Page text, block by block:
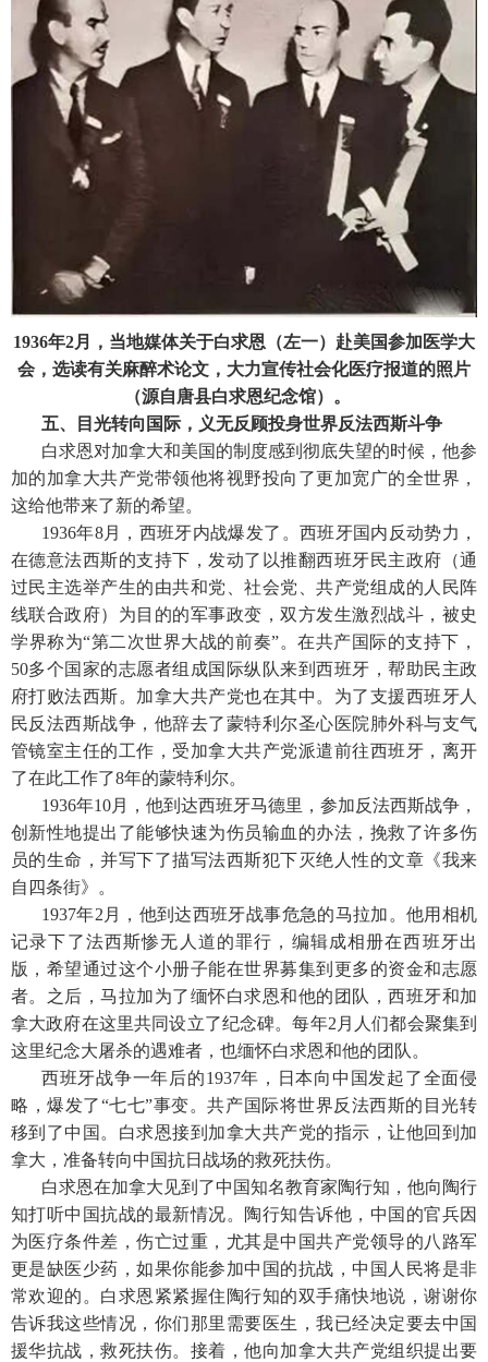
1936年2月，当地媒体关于白求恩（左一）赴美国参加医学大
会，选读有关麻醉术论文，大力宣传社会化医疗报道的照片
（源自唐县白求恩纪念馆）。
五、目光转向国际，义无反顾投身世界反法西斯斗争
白求恩对加拿大和美国的制度感到彻底失望的时候，他参
加的加拿大共产党带领他将视野投向了更加宽广的全世界，
这给他带来了新的希望。
1936年8月，西班牙内战爆发了。西班牙国内反动势力，
在德意法西斯的支持下，发动了以推翻西班牙民主政府（通
过民主选举产生的由共和党、社会党、共产党组成的人民阵
线联合政府）为目的的军事政变，双方发生激烈战斗，被史
学界称为“第二次世界大战的前奏”。在共产国际的支持下，
50多个国家的志愿者组成国际纵队来到西班牙，帮助民主政
府打败法西斯。加拿大共产党也在其中。为了支援西班牙人
民反法西斯战争，他辞去了蒙特利尔圣心医院肺外科与支气
管镜室主任的工作，受加拿大共产党派遣前往西班牙，离开
了在此工作了8年的蒙特利尔。
1936年10月，他到达西班牙马德里，参加反法西斯战争，
创新性地提出了能够快速为伤员输血的办法，挽救了许多伤
员的生命，并写下了描写法西斯犯下灭绝人性的文章《我来
自四条街》。
1937年2月，他到达西班牙战事危急的马拉加。他用相机
记录下了法西斯惨无人道的罪行，编辑成相册在西班牙出
版，希望通过这个小册子能在世界募集到更多的资金和志愿
者。之后，马拉加为了缅怀白求恩和他的团队，西班牙和加
拿大政府在这里共同设立了纪念碑。每年2月人们都会聚集到
这里纪念大屠杀的遇难者，也缅怀白求恩和他的团队。
西班牙战争一年后的1937年，日本向中国发起了全面侵
略，爆发了“七七”事变。共产国际将世界反法西斯的目光转
移到了中国。白求恩接到加拿大共产党的指示，让他回到加
拿大，准备转向中国抗日战场的救死扶伤。
白求恩在加拿大见到了中国知名教育家陶行知，他向陶行
知打听中国抗战的最新情况。陶行知告诉他，中国的官兵因
为医疗条件差，伤亡过重，尤其是中国共产党领导的八路军
更是缺医少药，如果你能参加中国的抗战，中国人民将是非
常欢迎的。白求恩紧紧握住陶行知的双手痛快地说，谢谢你
告诉我这些情况，你们那里需要医生，我已经决定要去中国
援华抗战，救死扶伤。接着，他向加拿大共产党组织提出要